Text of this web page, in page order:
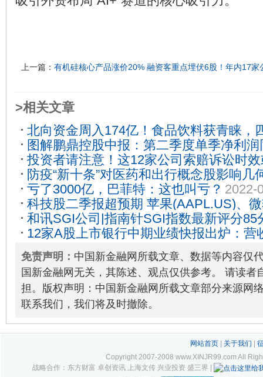
上一篇： 有机硅核心产品涨价20% 融资客重点埋伏6股！年内17家
>相关文章
北向资金周入174亿！食品饮料获青睐，
如何看待后续外资流向？2022-06-23
图解鹏鼎控股中报：第二季度单季净利
195.24%2022-08-10
投资者请注意！这12家公司索赔诉讼时
07-01
防疫“新十条”对医药和出行概念股影响几
12-08
亏了3000亿，巴菲特：这也叫亏？ 2022-
科技股二季报超预期 苹果(AAPL.US)、
Wedbush行业首选2022-08-09
和讯SGI公司|指南针SGI指数最新评分85
收，严重依赖营销驱动2022-08-10
12家A股上市银行中期业绩快报出炉：营
良率悉数下降 2022-08-09
免责声明： 中国新金融网所载文章、数据等内容仅
国新金融网无关，其陈述、观点仅供参考。 请读者
担。版权声明：中国新金融网所载文章部分来源网
联系我们，我们将及时撤除。
网站首页| 关于我们
Copyright 2007-2008 www.XINJR99.com All
战略合作：东方财富 卓创资讯 上海文传 兴业投资 盛三界 |